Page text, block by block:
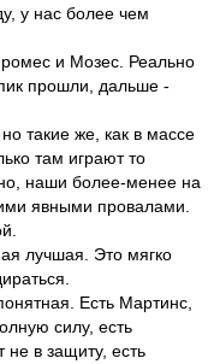
у нас более чем
и Мозес. Реально
прошли, дальше -
такие же, как в массе
там играют то
наши более-менее на
явными провалами.
лучшая. Это мягко
Есть Мартинс,
силу, есть
не в защиту, есть